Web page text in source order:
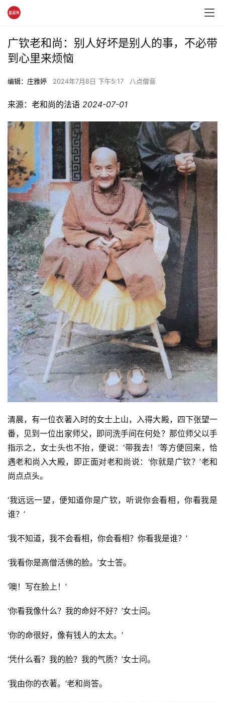
广钦老和尚：别人好坏是别人的事，不必带
到心里来烦恼
编辑：庄雅婷 2024年7月8日 下午5:17 八点僧音
来源： 老和尚的法语 2024-07-01
清晨，有一位衣著入时的女士上山，入得大殿，四下张望一
番，见到一位出家师父，即问洗手间在何处？那位师父以手
指示之，女士头也不抬，便说：‘带我去！’等方便回来，恰
遇老和尚入大殿，即正面对老和尚说：‘你就是广钦？’老和
尚点点头。
‘我远远一望，便知道你是广钦，听说你会看相，你看我是
谁？’
‘我不知道，我不会看相，你会看相？你看我是谁？’
‘我看你是高僧活佛的脸。’女士答。
‘噢！写在脸上！’
‘你看我像什么？我的命好不好？’女士问。
‘你的命很好，像有钱人的太太。’
‘凭什么看？我的脸？我的气质？’女士问。
‘我由你的衣著。’老和尚答。